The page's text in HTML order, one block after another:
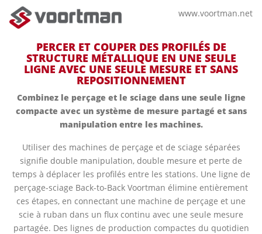
www.voortman.net
PERCER ET COUPER DES PROFILÉS DE
STRUCTURE MÉTALLIQUE EN UNE SEULE
LIGNE AVEC UNE SEULE MESURE ET SANS
REPOSITIONNEMENT
Combinez le perçage et le sciage dans une seule ligne
compacte avec un système de mesure partagé et sans
manipulation entre les machines.
Utiliser des machines de perçage et de sciage séparées
signifie double manipulation, double mesure et perte de
temps à déplacer les profilés entre les stations. Une ligne de
perçage-sciage Back-to-Back Voortman élimine entièrement
ces étapes, en connectant une machine de perçage et une
scie à ruban dans un flux continu avec une seule mesure
partagée. Des lignes de production compactes du quotidien